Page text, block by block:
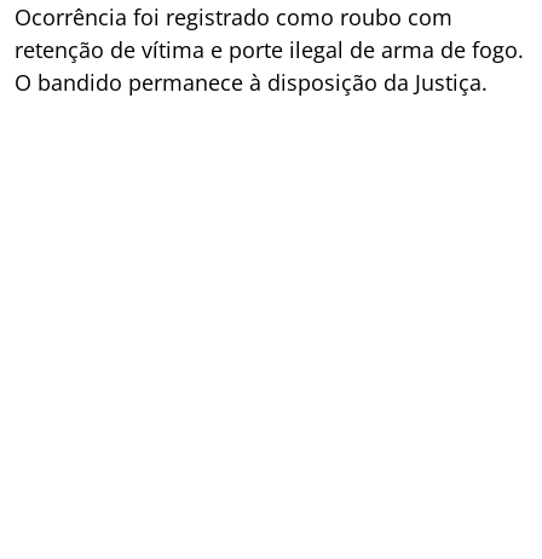
Ocorrência foi registrado como roubo com
retenção de vítima e porte ilegal de arma de fogo.
O bandido permanece à disposição da Justiça.